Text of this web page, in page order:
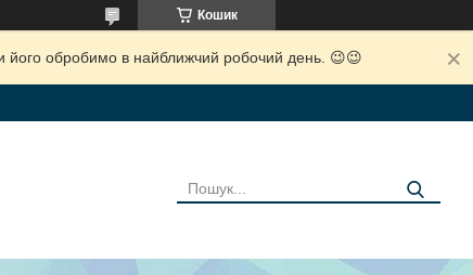
Кошик
його обробимо в найближчий робочий день. 😉😉